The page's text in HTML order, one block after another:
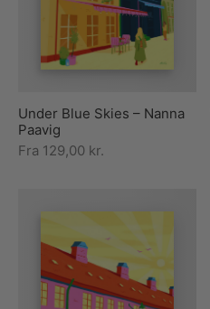
Under Blue Skies – Nanna
Paavig
Fra 129,00 kr.